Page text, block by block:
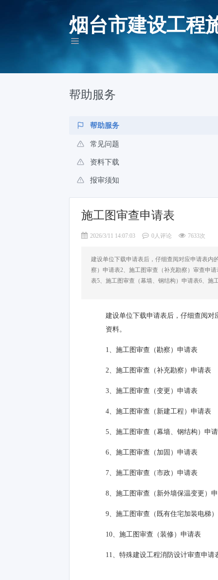
烟台市建设工程
帮助服务
帮助服务
常见问题
资料下载
报审须知
施工图审查申请表
2026/3/11 14:07:03 0人评论 7633次
建设单位下载申请表后，仔细查阅对应申请表内
察）申请表2、施工图审查（补充勘察）审查申
表5、施工图审查（幕墙、钢结构）申请表6、施
建设单位下载申请表后，仔细查阅
资料。
1、施工图审查（勘察）申请表
2、施工图审查（补充勘察）申请表
3、施工图审查（变更）申请表
4、施工图审查（新建工程）申请表
5、施工图审查（幕墙、钢结构）申
6、施工图审查（加固）申请表
7、施工图审查（市政）申请表
8、施工图审查（新外墙保温变更）
9、施工图审查（既有住宅加装电梯
10、施工图审查（装修）申请表
11、特殊建设工程消防设计审查申请